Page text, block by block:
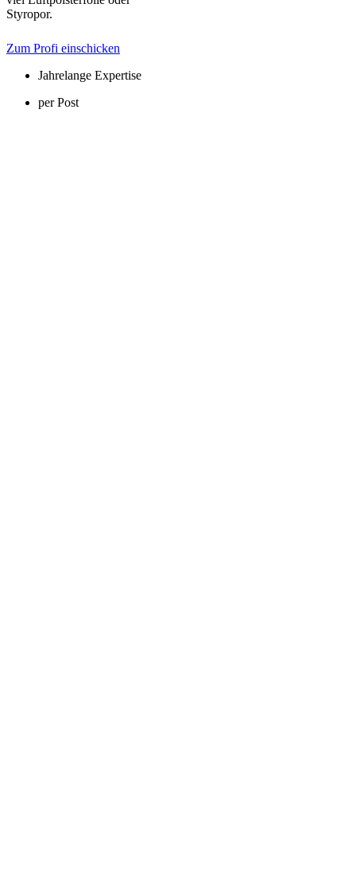
Styropor.
Zum Profi einschicken
Jahrelange Expertise
per Post